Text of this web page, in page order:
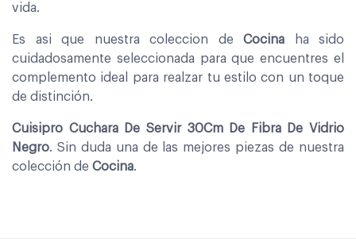
vida.
Es asi que nuestra coleccion de Cocina ha sido
cuidadosamente seleccionada para que encuentres el
complemento ideal para realzar tu estilo con un toque
de distinción.
Cuisipro Cuchara De Servir 30Cm De Fibra De Vidrio
Negro. Sin duda una de las mejores piezas de nuestra
colección de Cocina.